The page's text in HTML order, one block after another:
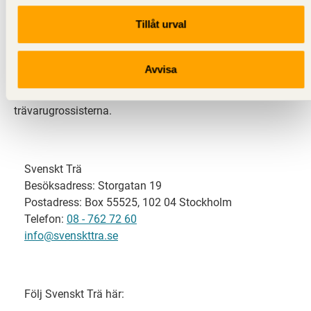
Tillåt urval
Avvisa
Svenskt Trä representerar svensk sågverksindustri
och är en del av branschorganisationen
svensk limträ-, KL-trä- och förpackningsindustri samt
trävarugrossisterna.
Svenskt Trä
Besöksadress: Storgatan 19
Postadress: Box 55525, 102 04 Stockholm
Telefon: 08 - 762 72 60
info@svenskttra.se
Följ Svenskt Trä här: